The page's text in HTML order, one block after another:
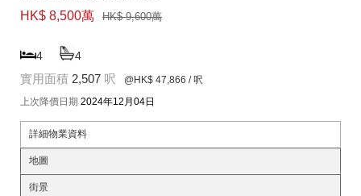
HK$ 8,500萬
HK$ 9,600萬
4 4
實用面積 2,507 呎 @HK$ 47,866 / 呎
上次降價日期 2024年12月04日
詳細物業資料
地圖
街景